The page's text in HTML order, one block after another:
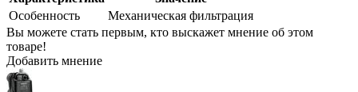
Особенность
Механическая фильтрация
Вы можете стать первым, кто выскажет мнение об этом
товаре!
Добавить мнение